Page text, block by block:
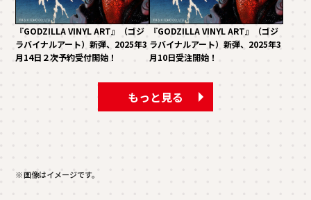
『GODZILLA VINYL ART』（ゴジ
ラバイナルアート）新弾、2025年3
月14日２次予約受付開始！
『GODZILLA VINYL ART』（ゴジ
ラバイナルアート）新弾、2025年3
月10日受注開始！
もっと見る
※画像はイメージです。